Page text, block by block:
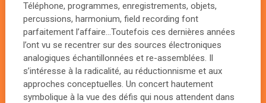
Téléphone, programmes, enregistrements, objets,
percussions, harmonium, field recording font
parfaitement l’affaire…Toutefois ces dernières années
l’ont vu se recentrer sur des sources électroniques
analogiques échantillonnées et re-assemblées. Il
s’intéresse à la radicalité, au réductionnisme et aux
approches conceptuelles. Un concert hautement
symbolique à la vue des défis qui nous attendent dans